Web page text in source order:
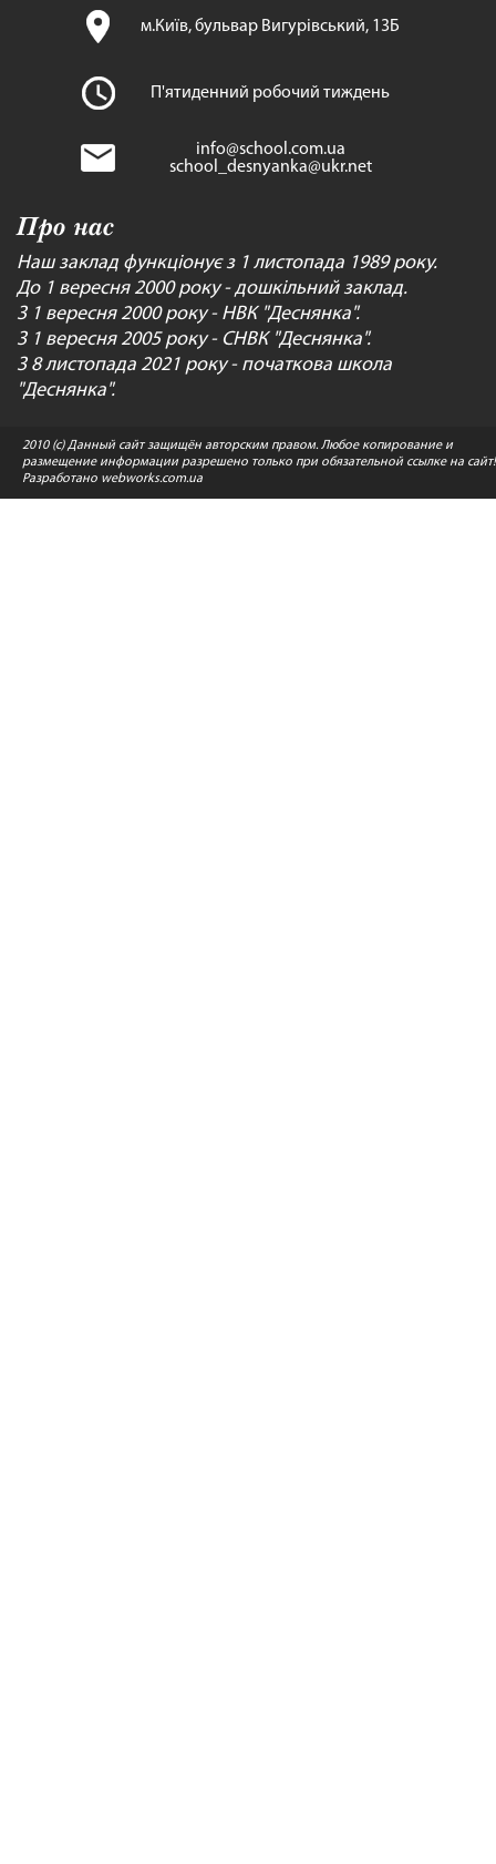
м.Київ, бульвар Вигурівський, 13Б
П'ятиденний робочий тиждень
info@school.com.ua
school_desnyanka@ukr.net
Про нас
Наш заклад функціонує з 1 листопада 1989 року.
До 1 вересня 2000 року - дошкільний заклад.
З 1 вересня 2000 року - НВК "Деснянка".
З 1 вересня 2005 року - СНВК "Деснянка".
З 8 листопада 2021 року - початкова школа
"Деснянка".
2010 (c) Данный сайт защищён авторским правом. Любое копирование и
размещение информации разрешено только при обязательной ссылке на сайт!
Разработано webworks.com.ua